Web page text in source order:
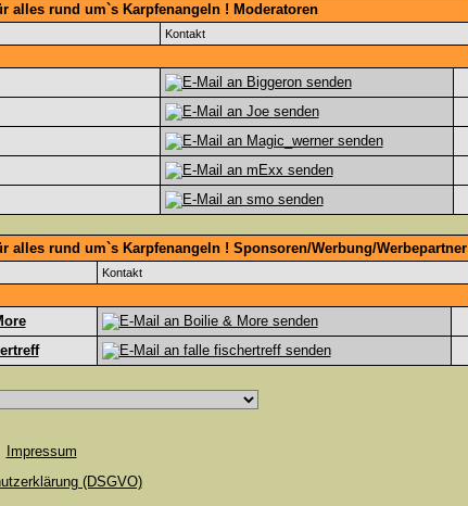
alles rund um`s Karpfenangeln ! Moderatoren
Kontakt
alles rund um`s Karpfenangeln ! Sponsoren/Werbung/Werbepartner
Kontakt
Impressum
(DSGVO)